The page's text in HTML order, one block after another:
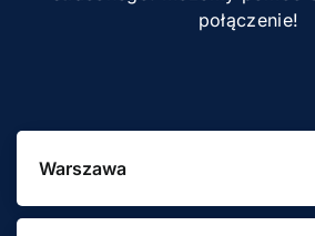
połączenie!
Warszawa